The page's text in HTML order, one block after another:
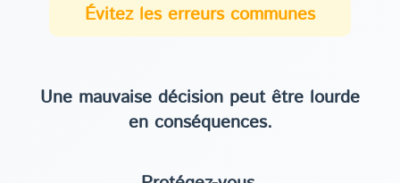
Évitez les erreurs communes
Une mauvaise décision peut être lourde
en conséquences.